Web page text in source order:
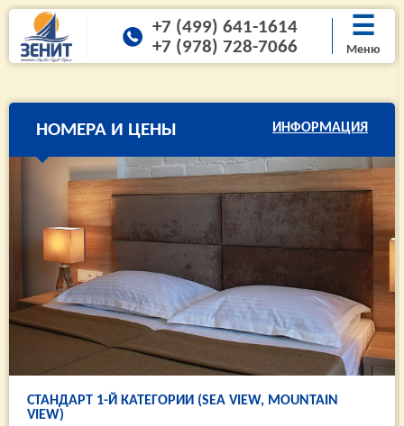
+7 (499) 641-1614
+7 (978) 728-7066
☰
Меню
НОМЕРА И ЦЕНЫ ИНФОРМАЦИЯ
СТАНДАРТ 1-Й КАТЕГОРИИ (SEA VIEW, MOUNTAIN
VIEW)